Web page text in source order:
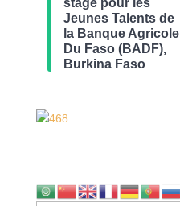
Jeunes Talents de
la Banque Agricole
Du Faso (BADF),
Burkina Faso